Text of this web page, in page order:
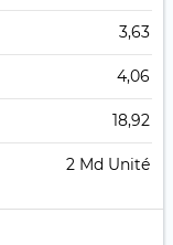
3,63
4,06
18,92
2 Md Unité